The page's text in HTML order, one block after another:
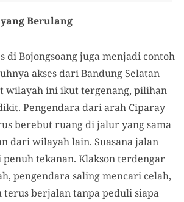
Berulang
di Bojongsoang juga menjadi contoh
akses dari Bandung Selatan
wilayah ini ikut tergenang, pilihan
Pengendara dari arah Ciparay
berebut ruang di jalur yang sama
dari wilayah lain. Suasana jalan
tekanan. Klakson terdengar
pengendara saling mencari celah,
terus berjalan tanpa peduli siapa